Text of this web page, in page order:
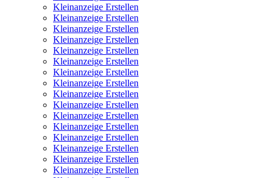
Kleinanzeige Erstellen
Kleinanzeige Erstellen
Kleinanzeige Erstellen
Kleinanzeige Erstellen
Kleinanzeige Erstellen
Kleinanzeige Erstellen
Kleinanzeige Erstellen
Kleinanzeige Erstellen
Kleinanzeige Erstellen
Kleinanzeige Erstellen
Kleinanzeige Erstellen
Kleinanzeige Erstellen
Kleinanzeige Erstellen
Kleinanzeige Erstellen
Kleinanzeige Erstellen
Kleinanzeige Erstellen